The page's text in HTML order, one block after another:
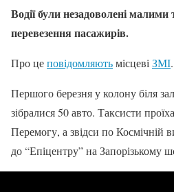
Водії були незадоволені
перевезення пасажирів.
Про цеповідомляютьмісцеві ЗМІ.
Першого березня у колону біля
зібралися 50 авто. Таксисти
Перемогу, а звідси по Космічній
до “Епіцентру” на Запорізькому